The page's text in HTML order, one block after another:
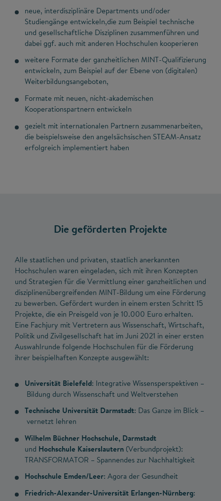
neue, interdisziplinäre Departments und/oder
Studiengänge entwickeln,die zum Beispiel technische
und gesellschaftliche Disziplinen zusammenführen und
dabei ggf. auch mit anderen Hochschulen kooperieren
weitere Formate der ganzheitlichen MINT-Qualifizierung
entwickeln, zum Beispiel auf der Ebene von (digitalen)
Weiterbildungsangeboten,
Formate mit neuen, nicht-akademischen
Kooperationspartnern entwickeln
gezielt mit internationalen Partnern zusammenarbeiten,
die beispielsweise den angelsächsischen STEAM-Ansatz
erfolgreich implementiert haben
Die geförderten Projekte
Alle staatlichen und privaten, staatlich anerkannten
Hochschulen waren eingeladen, sich mit ihren Konzepten
und Strategien für die Vermittlung einer ganzheitlichen und
disziplinenübergreifenden MINT-Bildung um eine Förderung
zu bewerben. Gefördert wurden in einem ersten Schritt 15
Projekte, die ein Preisgeld von je 10.000 Euro erhalten.
Eine Fachjury mit Vertretern aus Wissenschaft, Wirtschaft,
Politik und Zivilgesellschaft hat im Juni 2021 in einer ersten
Auswahlrunde folgende Hochschulen für die Förderung
ihrer beispielhaften Konzepte ausgewählt:
Universität Bielefeld: Integrative Wissensperspektiven –
Bildung durch Wissenschaft und Weltverstehen
Technische Universität Darmstadt: Das Ganze im Blick –
vernetzt lehren
Wilhelm Büchner Hochschule, Darmstadt
und Hochschule Kaiserslautern (Verbundprojekt):
TRANSFORMATOR – Spannendes zur Nachhaltigkeit
Hochschule Emden/Leer: Agora der Gesundheit
Friedrich-Alexander-Universität Erlangen-Nürnberg: